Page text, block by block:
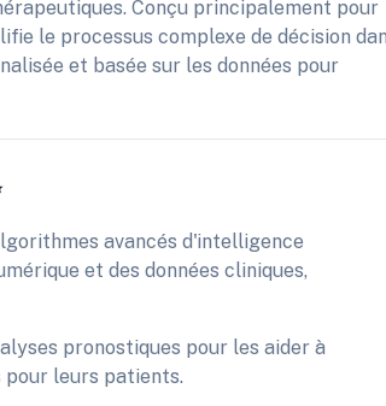
Conçu principalement pour
le processus complexe de décision
et basée sur les données pour
avancés d'intelligence
et des données cliniques,
pronostiques pour les aider à
leurs patients.